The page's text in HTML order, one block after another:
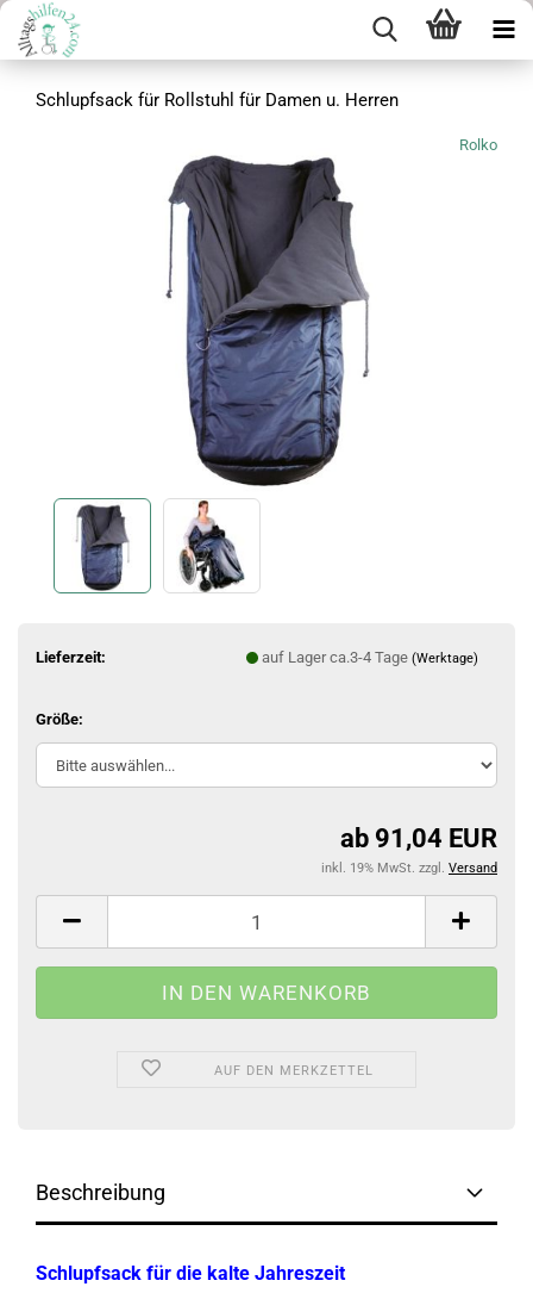
Schlupfsack für Rollstuhl für Damen u. Herren
Rolko
Lieferzeit: auf Lager ca.3-4 Tage (Werktage)
Größe:
ab 91,04 EUR
inkl. 19% MwSt. zzgl. Versand
AUF DEN MERKZETTEL
Beschreibung
Schlupfsack für die kalte Jahreszeit